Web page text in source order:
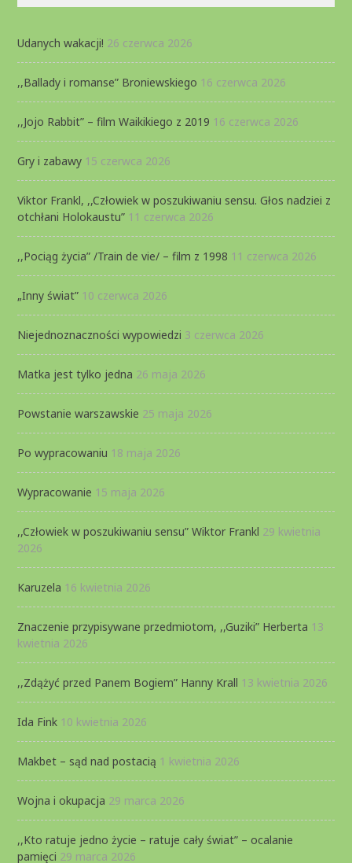
Udanych wakacji! 26 czerwca 2026
,,Ballady i romanse” Broniewskiego 16 czerwca 2026
,,Jojo Rabbit” – film Waikikiego z 2019 16 czerwca 2026
Gry i zabawy 15 czerwca 2026
Viktor Frankl, ,,Człowiek w poszukiwaniu sensu. Głos nadziei z
otchłani Holokaustu” 11 czerwca 2026
,,Pociąg życia” /Train de vie/ – film z 1998 11 czerwca 2026
„Inny świat” 10 czerwca 2026
Niejednoznaczności wypowiedzi 3 czerwca 2026
Matka jest tylko jedna 26 maja 2026
Powstanie warszawskie 25 maja 2026
Po wypracowaniu 18 maja 2026
Wypracowanie 15 maja 2026
,,Człowiek w poszukiwaniu sensu” Wiktor Frankl 29 kwietnia
2026
Karuzela 16 kwietnia 2026
Znaczenie przypisywane przedmiotom, ,,Guziki” Herberta 13
kwietnia 2026
,,Zdążyć przed Panem Bogiem” Hanny Krall 13 kwietnia 2026
Ida Fink 10 kwietnia 2026
Makbet – sąd nad postacią 1 kwietnia 2026
Wojna i okupacja 29 marca 2026
,,Kto ratuje jedno życie – ratuje cały świat” – ocalanie
pamięci 29 marca 2026